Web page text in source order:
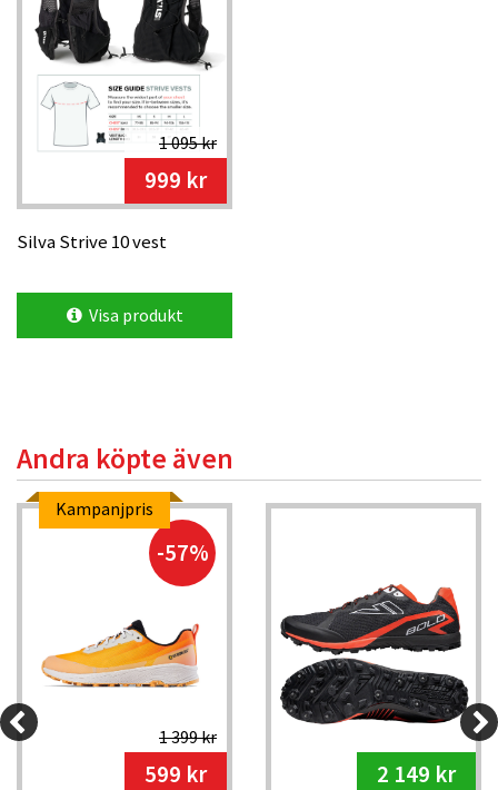
- 17+3 liter total packningsvolym Packningsvolymen
justeras med roll top och kompressionsremmar
- Silva Embrace System Ett bärsystem i dubbla lager med
vingar på sidorna som skapar en omslutande känsla
- Vädertålig Vädersäker roll top-stängning, fickor med
blixtlås och förstärkt botten
- Lättillgängliga fickor 2 fickor på bröstet och 2 fickor på
- Tålig, lätt och med god andningsförmåga Material i hög
kvalitet säkerställer bra ventilation och fukttransport
Storlekar: 5 = M/L och 6 = XS/S
1 095 kr
999 kr
Silva Strive 10 vest
Visa produkt
Andra köpte även
Kampanjpris
-57%
1 399 kr
599 kr 2 149 kr